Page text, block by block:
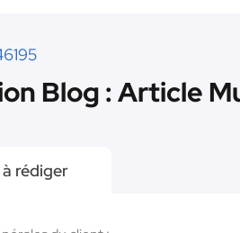
Blog : Article
à rédiger